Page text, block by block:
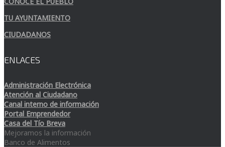
TU AYUNTAMIENTO
CIUDADANOS
ENLACES
Administración Electrónica
Atención al Ciudadano
Canal interno de información
Portal Emprendedor
Casa del Tío Breva
Mejoramos la información
Banco de Alimentos